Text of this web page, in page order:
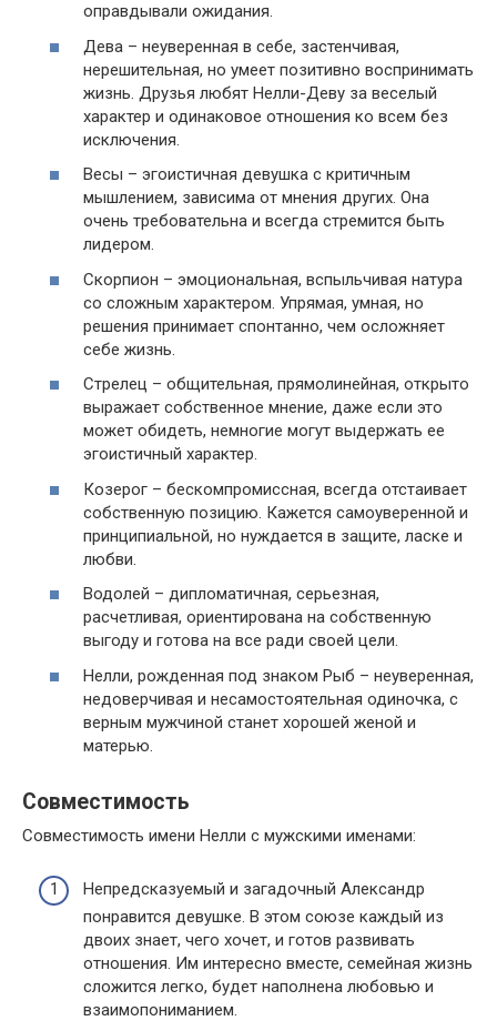
оправдывали ожидания.
Дева – неуверенная в себе, застенчивая,
нерешительная, но умеет позитивно воспринимать
жизнь. Друзья любят Нелли-Деву за веселый
характер и одинаковое отношения ко всем без
исключения.
Весы – эгоистичная девушка с критичным
мышлением, зависима от мнения других. Она
очень требовательна и всегда стремится быть
лидером.
Скорпион – эмоциональная, вспыльчивая натура
со сложным характером. Упрямая, умная, но
решения принимает спонтанно, чем осложняет
себе жизнь.
Стрелец – общительная, прямолинейная, открыто
выражает собственное мнение, даже если это
может обидеть, немногие могут выдержать ее
эгоистичный характер.
Козерог – бескомпромиссная, всегда отстаивает
собственную позицию. Кажется самоуверенной и
принципиальной, но нуждается в защите, ласке и
любви.
Водолей – дипломатичная, серьезная,
расчетливая, ориентирована на собственную
выгоду и готова на все ради своей цели.
Нелли, рожденная под знаком Рыб – неуверенная,
недоверчивая и несамостоятельная одиночка, с
верным мужчиной станет хорошей женой и
матерью.
Совместимость
Совместимость имени Нелли с мужскими именами:
Непредсказуемый и загадочный Александр
понравится девушке. В этом союзе каждый из
двоих знает, чего хочет, и готов развивать
отношения. Им интересно вместе, семейная жизнь
сложится легко, будет наполнена любовью и
взаимопониманием.